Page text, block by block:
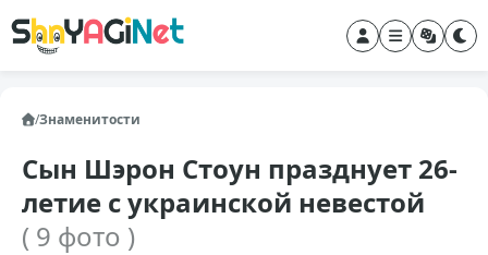
/Знаменитости
Сын Шэрон Стоун празднует 26-
летие с украинской невестой
( 9 фото )